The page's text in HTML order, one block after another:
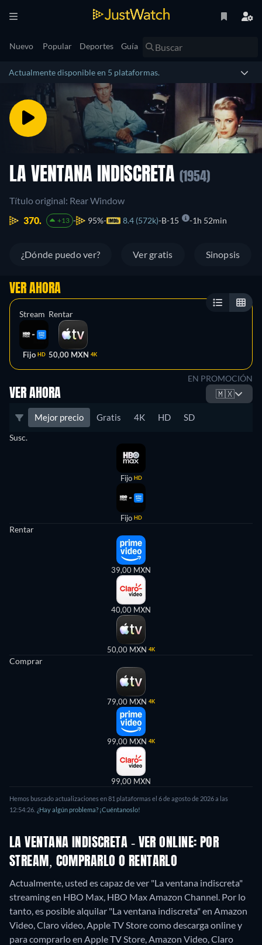
Nuevo Popular Deportes Guía
Actualmente disponible en 5 plataformas.
LA VENTANA INDISCRETA (1954)
Título original: Rear Window
370.
+13 95% 8.4 (572k) B-15 1h 52min
¿Dónde puedo ver? Ver gratis Sinopsis
VER AHORA
Stream
Fijo HD
Rentar
50,00 MXN 4K
EN PROMOCIÓN
VER AHORA 🇲🇽
Mejor precio Gratis 4K HD SD
Susc.
Fijo HD
Fijo HD
Rentar
39,00 MXN
40,00 MXN
50,00 MXN 4K
Comprar
79,00 MXN 4K
99,00 MXN 4K
99,00 MXN
Hemos buscado actualizaciones en 81 plataformas el 6 de agosto de 2026 a las
12:54:26. ¿Hay algún problema? ¡Cuéntanoslo!
LA VENTANA INDISCRETA - VER ONLINE: POR
STREAM, COMPRARLO O RENTARLO
Actualmente, usted es capaz de ver "La ventana indiscreta"
streaming en HBO Max, HBO Max Amazon Channel. Por lo
tanto, es posible alquilar "La ventana indiscreta" en Amazon
Video, Claro video, Apple TV Store como descarga online y
para comprarlo en Apple TV Store, Amazon Video, Claro